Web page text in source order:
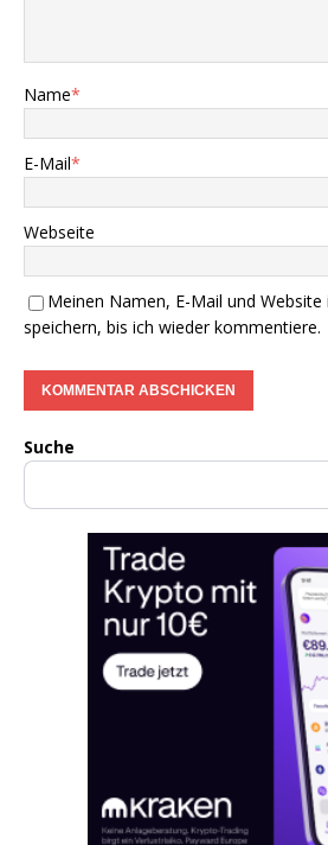
Name*
E-Mail*
Webseite
Meinen Namen, E-Mail und
speichern, bis ich wieder kommentiere.
Suche